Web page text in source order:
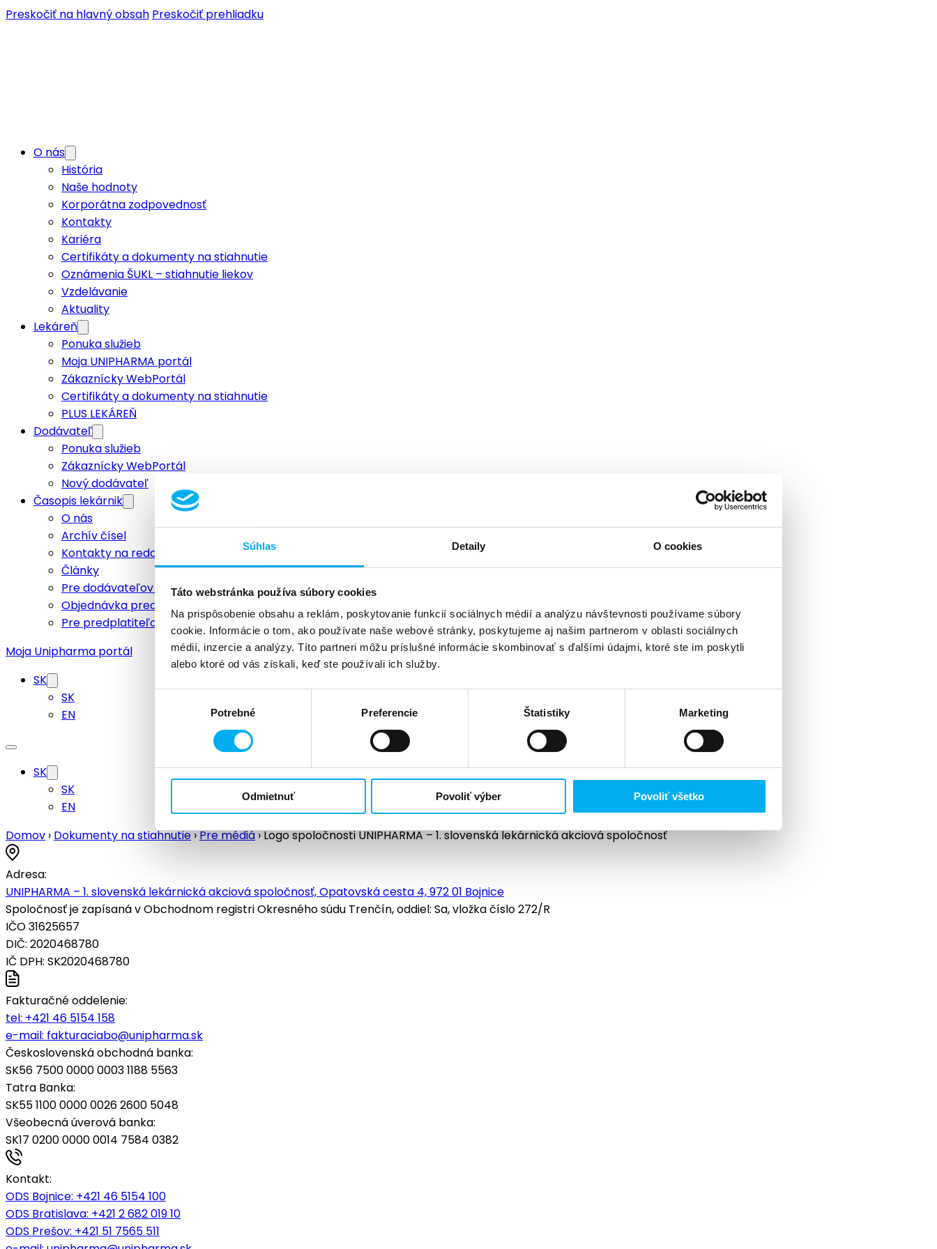
Súhlas Detaily O cookies
Táto webstránka používa súbory cookies
Na prispôsobenie obsahu a reklám, poskytovanie funkcií sociálnych médií a analýzu návštevnosti používame súbory
cookie. Informácie o tom, ako používate naše webové stránky, poskytujeme aj našim partnerom v oblasti sociálnych
médií, inzercie a analýzy. Títo partneri môžu príslušné informácie skombinovať s ďalšími údajmi, ktoré ste im poskytli
alebo ktoré od vás získali, keď ste používali ich služby.
Potrebné Preferencie Štatistiky Marketing
Odmietnuť Povoliť výber Povoliť všetko
Preskočiť na hlavný obsah Preskočiť prehliadku
O nás
História
Naše hodnoty
Korporátna zodpovednosť
Kontakty
Kariéra
Certifikáty a dokumenty na stiahnutie
Oznámenia ŠUKL – stiahnutie liekov
Vzdelávanie
Aktuality
Lekáreň
Ponuka služieb
Moja UNIPHARMA portál
Zákaznícky WebPortál
Certifikáty a dokumenty na stiahnutie
PLUS LEKÁREŇ
Dodávateľ
Ponuka služieb
Zákaznícky WebPortál
Nový dodávateľ
Časopis lekárnik
O nás
Archív čísel
Kontakty na redakciu
Články
Pre dodávateľov a inzerentov
Objednávka predplatného
Pre predplatiteľov
Moja Unipharma portál
SK
SK
EN
SK
SK
EN
Domov › Dokumenty na stiahnutie›Pre médiá›Logo spoločnosti UNIPHARMA – 1. slovenská lekárnická akciová spoločnosť
Adresa:
UNIPHARMA – 1. slovenská lekárnická akciová spoločnosť, Opatovská cesta 4, 972 01 Bojnice
Spoločnosť je zapísaná v Obchodnom registri Okresného súdu Trenčín, oddiel: Sa, vložka číslo 272/R
IČO 31625657
DIČ: 2020468780
IČ DPH: SK2020468780
Fakturačné oddelenie:
tel: +421 46 5154 158
e-mail: fakturaciabo@unipharma.sk
Československá obchodná banka:
SK56 7500 0000 0003 1188 5563
Tatra Banka:
SK55 1100 0000 0026 2600 5048
Všeobecná úverová banka:
SK17 0200 0000 0014 7584 0382
Kontakt:
ODS Bojnice: +421 46 5154 100
ODS Bratislava: +421 2 682 019 10
ODS Prešov: +421 51 7565 511